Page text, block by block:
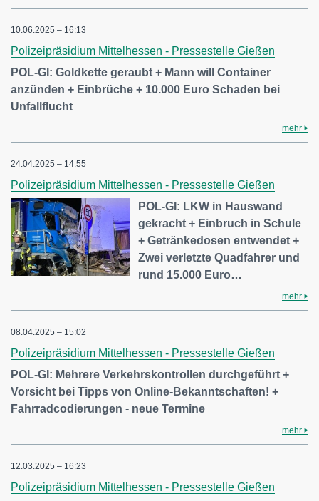
10.06.2025 – 16:13
Polizeipräsidium Mittelhessen - Pressestelle Gießen
POL-GI: Goldkette geraubt + Mann will Container
anzünden + Einbrüche + 10.000 Euro Schaden bei
Unfallflucht
mehr
24.04.2025 – 14:55
Polizeipräsidium Mittelhessen - Pressestelle Gießen
POL-GI: LKW in Hauswand
gekracht + Einbruch in Schule
+ Getränkedosen entwendet +
Zwei verletzte Quadfahrer und
rund 15.000 Euro…
mehr
08.04.2025 – 15:02
Polizeipräsidium Mittelhessen - Pressestelle Gießen
POL-GI: Mehrere Verkehrskontrollen durchgeführt +
Vorsicht bei Tipps von Online-Bekanntschaften! +
Fahrradcodierungen - neue Termine
mehr
12.03.2025 – 16:23
Polizeipräsidium Mittelhessen - Pressestelle Gießen